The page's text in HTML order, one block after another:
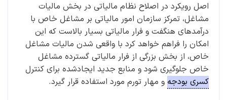
اصل رویکرد در اصلاح نظام مالیاتی در بخش مالیات
مشاغل، تمرکز سازمان امور مالیاتی بر مشاغل خاص با
درآمدهای هنگفت و فرار مالیاتی بسیار بالاست که این
امکان را فراهم خواهد کرد با واقعی شدن مالیات مشاغل
خاص، از بخش بزرگی از فرار مالیاتی گسترده مشاغل
خاص جلوگیری شود و منابع جدید ایجادشده برای کنترل
کسری بودجه و مهار تورم مورد استفاده قرار گیرد.